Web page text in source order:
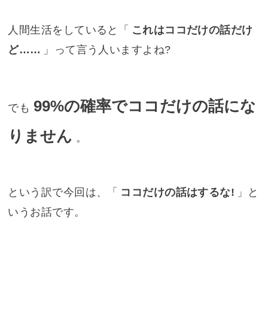
人間生活をしていると「 これはココだけの話だけ
ど…… 」って言う人いますよね?
でも 99%の確率でココだけの話にな
りません 。
という訳で今回は、「 ココだけの話はするな! 」と
いうお話です。